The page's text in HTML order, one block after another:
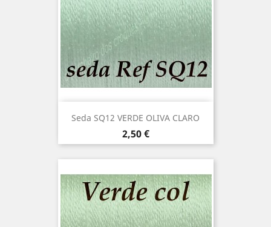
Seda SQ12 VERDE OLIVA CLARO
Precio
2,50 €